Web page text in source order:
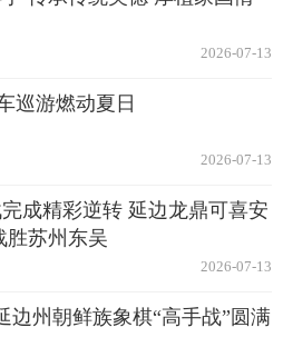
2026-07-13
巡游燃动夏日
2026-07-13
成精彩逆转 延边龙鼎可喜安
胜苏州东吴
2026-07-13
边州朝鲜族象棋“高手战”圆满